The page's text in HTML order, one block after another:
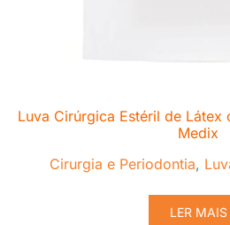
Luva Cirúrgica Estéril de Látex
Medix
Cirurgia e Periodontia,
LER MAIS